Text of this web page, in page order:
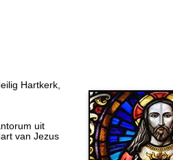
Hartkerk,
uit
van Jezus